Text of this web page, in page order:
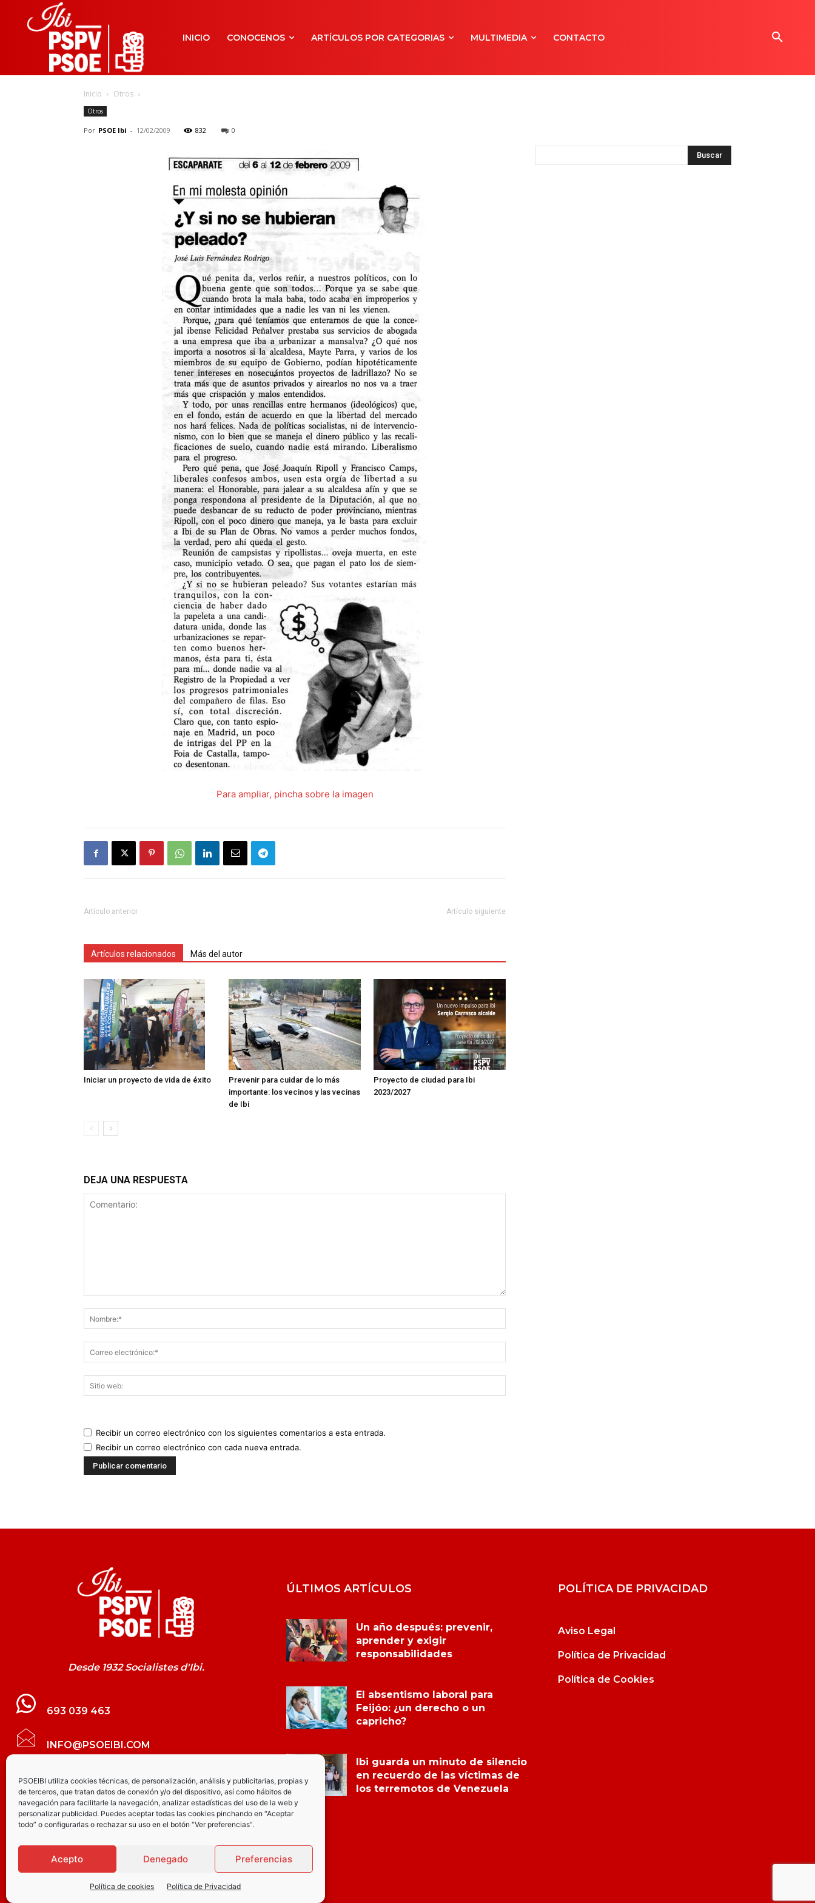
PSOEIBI utiliza cookies técnicas, de personalización, análisis y publicitarias, propias y
de terceros, que tratan datos de conexión y/o del dispositivo, así como hábitos de
navegación para facilitarle la navegación, analizar estadísticas del uso de la web y
personalizar publicidad. Puedes aceptar todas las cookies pinchando en “Aceptar
todo” o configurarlas o rechazar su uso en el botón “Ver preferencias”.
Acepto Denegado Preferencias
Política de cookies Política de Privacidad
INICIO CONOCENOS ARTÍCULOS POR CATEGORIAS MULTIMEDIA CONTACTO
Inicio Otros
Otros
Por PSOE Ibi - 12/02/2009 832 0
Para ampliar, pincha sobre la imagen
Artículo anterior Artículo siguiente
Artículos relacionados Más del autor
Iniciar un proyecto de vida de éxito
Prevenir para cuidar de lo más
importante: los vecinos y las vecinas
de Ibi
Proyecto de ciudad para Ibi
2023/2027
DEJA UNA RESPUESTA
Recibir un correo electrónico con los siguientes comentarios a esta entrada.
Recibir un correo electrónico con cada nueva entrada.
Desde 1932 Socialistes d'Ibi.
693 039 463
INFO@PSOEIBI.COM
GRUPO MUNICIPAL SOCIALISTA DE IBI C/
LES ERES, 48 – 3º - DESPACHO PSOE
PARTIDO SOCIALISTA DE IBI AV.
JOAQUÍN VILANOVA, 8 - BAJO
ÚLTIMOS ARTÍCULOS
Un año después: prevenir,
aprender y exigir
responsabilidades
El absentismo laboral para
Feijóo: ¿un derecho o un
capricho?
Ibi guarda un minuto de silencio
en recuerdo de las víctimas de
los terremotos de Venezuela
POLÍTICA DE PRIVACIDAD
Aviso Legal
Política de Privacidad
Política de Cookies